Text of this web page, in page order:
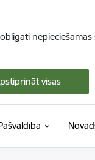
visas